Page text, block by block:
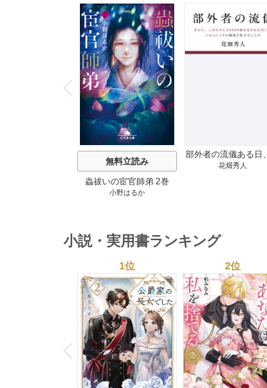
P
r
e
v
i
o
u
s
無料立読み
蟲祓いの宦官師弟 2巻
小野はるか
部外者の流儀ある日
木たかしの5000曲を
花畑秀人
小説・実用書ランキング
P
r
e
v
i
o
u
s
1位 2位